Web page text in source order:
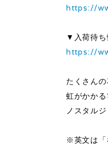
https://
▼入荷待ち
https://
たくさん
虹がかか
ノスタル
※英文は「